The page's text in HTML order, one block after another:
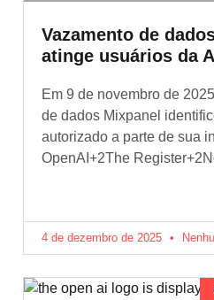
Vazamento de
atinge usuários da
Em 9 de novembro de
de dados Mixpanel
autorizado a parte de sua
OpenAI+2The
4 de dezembro de 2025